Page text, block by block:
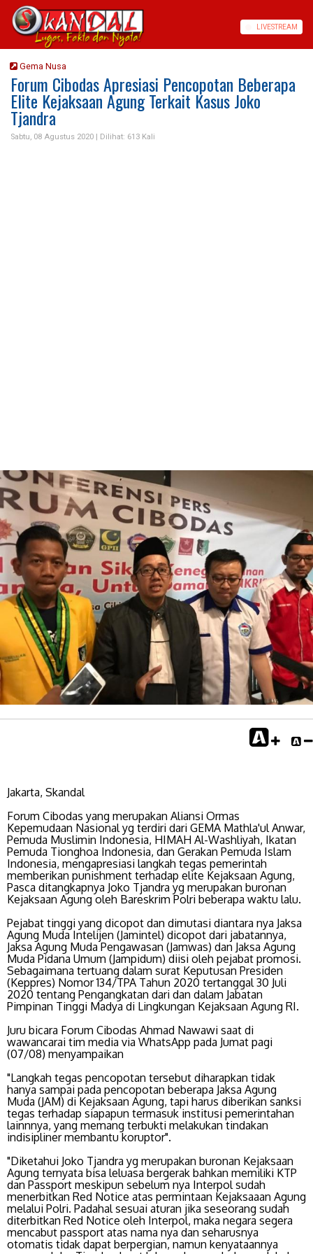
LIVESTREAM
Gema Nusa
Forum Cibodas Apresiasi Pencopotan Beberapa
Elite Kejaksaan Agung Terkait Kasus Joko
Tjandra
Sabtu, 08 Agustus 2020 | Dilihat: 613 Kali
Jakarta, Skandal
Forum Cibodas yang merupakan Aliansi Ormas
Kepemudaan Nasional yg terdiri dari GEMA Mathla'ul Anwar,
Pemuda Muslimin Indonesia, HIMAH Al-Washliyah, Ikatan
Pemuda Tionghoa Indonesia, dan Gerakan Pemuda Islam
Indonesia, mengapresiasi langkah tegas pemerintah
memberikan punishment terhadap elite Kejaksaan Agung,
Pasca ditangkapnya Joko Tjandra yg merupakan buronan
Kejaksaan Agung oleh Bareskrim Polri beberapa waktu lalu.
Pejabat tinggi yang dicopot dan dimutasi diantara nya Jaksa
Agung Muda Intelijen (Jamintel) dicopot dari jabatannya,
Jaksa Agung Muda Pengawasan (Jamwas) dan Jaksa Agung
Muda Pidana Umum (Jampidum) diisi oleh pejabat promosi.
Sebagaimana tertuang dalam surat Keputusan Presiden
(Keppres) Nomor 134/TPA Tahun 2020 tertanggal 30 Juli
2020 tentang Pengangkatan dari dan dalam Jabatan
Pimpinan Tinggi Madya di Lingkungan Kejaksaan Agung RI.
Juru bicara Forum Cibodas Ahmad Nawawi saat di
wawancarai tim media via WhatsApp pada Jumat pagi
(07/08) menyampaikan
"Langkah tegas pencopotan tersebut diharapkan tidak
hanya sampai pada pencopotan beberapa Jaksa Agung
Muda (JAM) di Kejaksaan Agung, tapi harus diberikan sanksi
tegas terhadap siapapun termasuk institusi pemerintahan
lainnnya, yang memang terbukti melakukan tindakan
indisipliner membantu koruptor".
"Diketahui Joko Tjandra yg merupakan buronan Kejaksaan
Agung ternyata bisa leluasa bergerak bahkan memiliki KTP
dan Passport meskipun sebelum nya Interpol sudah
menerbitkan Red Notice atas permintaan Kejaksaaan Agung
melalui Polri. Padahal sesuai aturan jika seseorang sudah
diterbitkan Red Notice oleh Interpol, maka negara segera
mencabut passport atas nama nya dan seharusnya
otomatis tidak dapat berpergian, namun kenyataannya